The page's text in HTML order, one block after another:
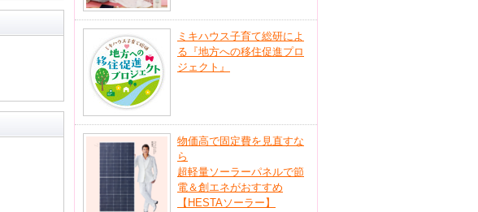
ミキハウス子育て総研によ
る『地方への移住促進プロ
ジェクト』
物価高で固定費を見直すな
ら
超軽量ソーラーパネルで節
電＆創エネがおすすめ
【HESTAソーラー】